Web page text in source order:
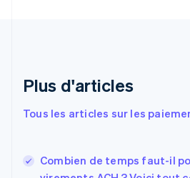
Plus d'articles
Tous les articles sur les
Combien de temps faut-il
Espagne
Estonie
EnglishEspañol 简体中文